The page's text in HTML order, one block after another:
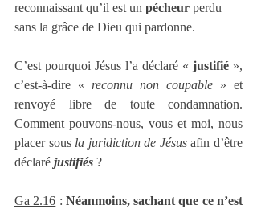
reconnaissant qu’il est un pécheur perdu
sans la grâce de Dieu qui pardonne.
C’est pourquoi Jésus l’a déclaré « justifié »,
c’est-à-dire « reconnu non coupable » et
renvoyé libre de toute condamnation.
Comment pouvons-nous, vous et moi, nous
placer sous la juridiction de Jésus afin d’être
déclaré justifiés ?
Ga 2.16 : Néanmoins, sachant que ce n’est